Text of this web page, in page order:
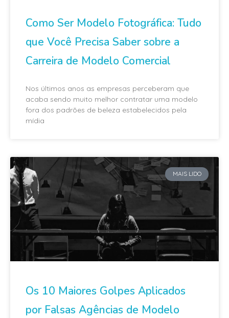
Como Ser Modelo Fotográfica: Tudo
que Você Precisa Saber sobre a
Carreira de Modelo Comercial
Nos últimos anos as empresas perceberam que
acaba sendo muito melhor contratar uma modelo
fora dos padrões de beleza estabelecidos pela
mídia
MAIS LIDO
Os 10 Maiores Golpes Aplicados
por Falsas Agências de Modelo